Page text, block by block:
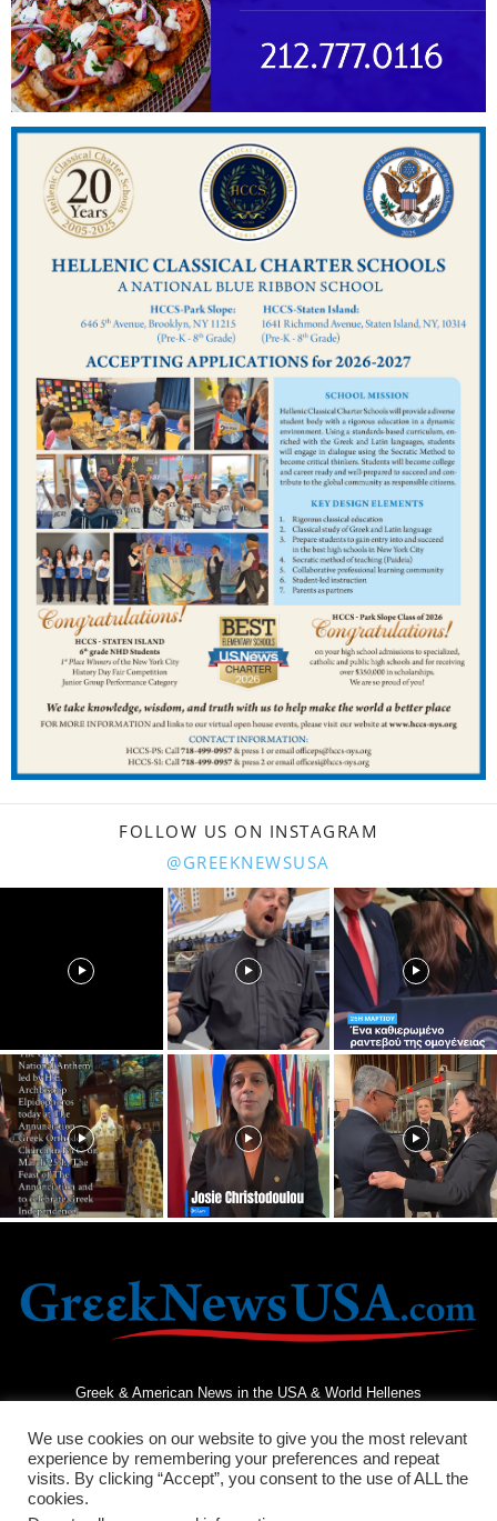
FOLLOW US ON INSTAGRAM
@GREEKNEWSUSA
Greek & American News in the USA & World Hellenes
We use cookies on our website to give you the most relevant
experience by remembering your preferences and repeat
visits. By clicking “Accept”, you consent to the use of ALL the
cookies.